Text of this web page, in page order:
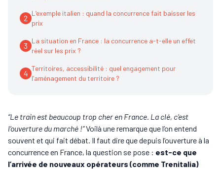
2
L’exemple italien : quand la concurrence fait baisser les
prix
3
La situation en France : la concurrence a-t-elle un effet
réel sur les prix ?
4
Territoires, accessibilité : quel engagement pour
l’aménagement du territoire ?
“Le train est beaucoup trop cher en France. La clé, c’est
l’ouverture du marché !”Voilà une remarque que l’on entend
souvent et qui fait débat. Il faut dire que depuis l’ouverture à la
concurrence en France, la question se pose : est-ce que
l’arrivée de nouveaux opérateurs (comme Trenitalia)